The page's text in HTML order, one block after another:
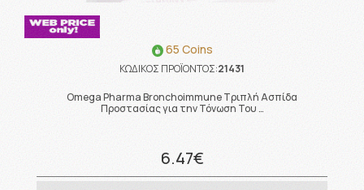
65 Coins
ΚΩΔΙΚΟΣ ΠΡΟΪΟΝΤΟΣ:21431
Omega Pharma Bronchoimmune Τριπλή Ασπίδα
Προστασίας για την Τόνωση Του …
6.47€